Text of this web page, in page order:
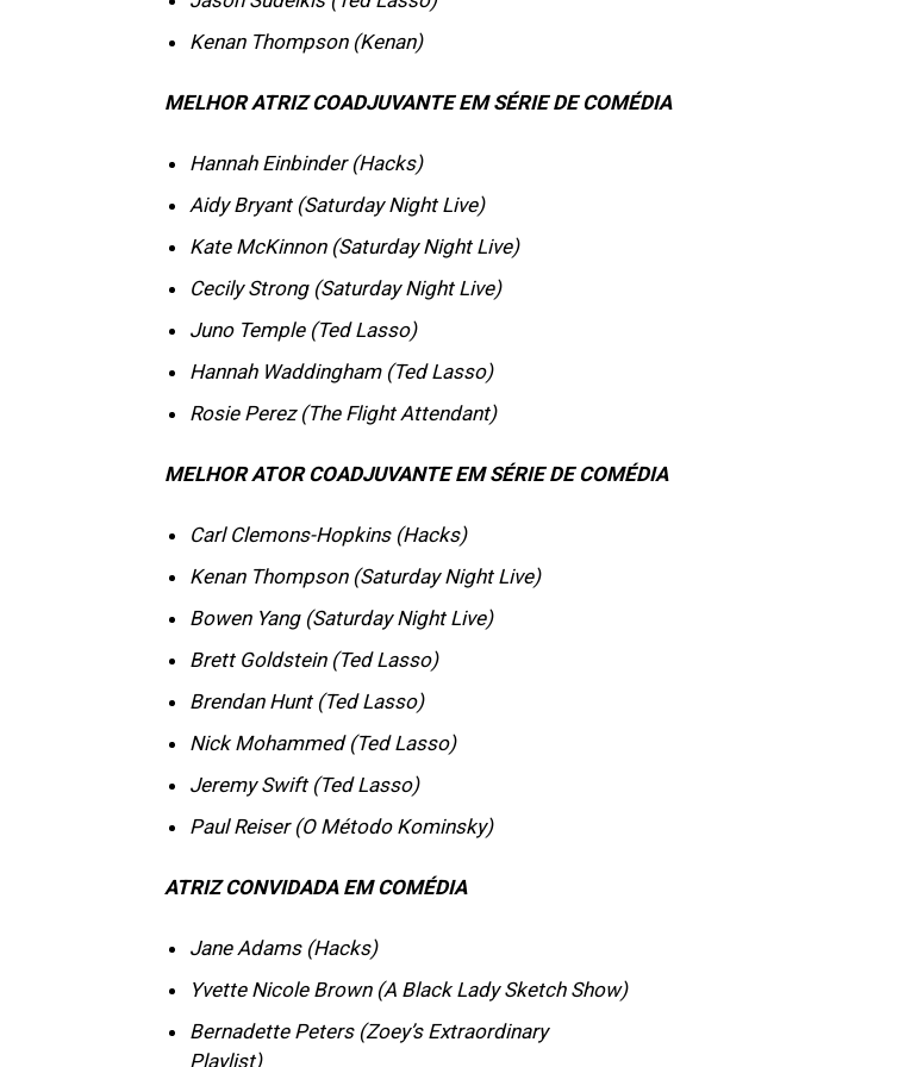
Kenan Thompson (Kenan)
MELHOR ATRIZ COADJUVANTE EM SÉRIE DE COMÉDIA
Hannah Einbinder (Hacks)
Aidy Bryant (Saturday Night Live)
Kate McKinnon (Saturday Night Live)
Cecily Strong (Saturday Night Live)
Juno Temple (Ted Lasso)
Hannah Waddingham (Ted Lasso)
Rosie Perez (The Flight Attendant)
MELHOR ATOR COADJUVANTE EM SÉRIE DE COMÉDIA
Carl Clemons-Hopkins (Hacks)
Kenan Thompson (Saturday Night Live)
Bowen Yang (Saturday Night Live)
Brett Goldstein (Ted Lasso)
Brendan Hunt (Ted Lasso)
Nick Mohammed (Ted Lasso)
Jeremy Swift (Ted Lasso)
Paul Reiser (O Método Kominsky)
ATRIZ CONVIDADA EM COMÉDIA
Jane Adams (Hacks)
Yvette Nicole Brown (A Black Lady Sketch Show)
Bernadette Peters (Zoey’s Extraordinary
Playlist)